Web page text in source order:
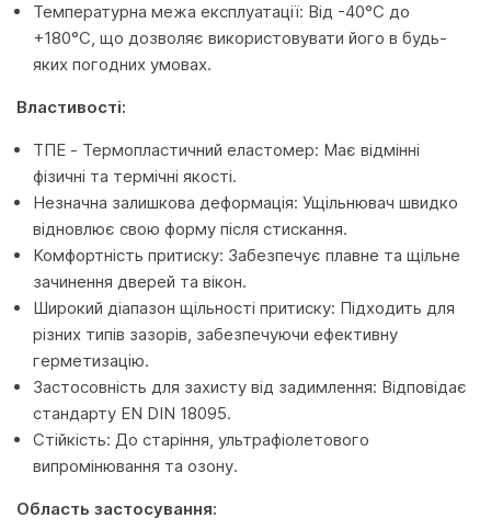
Температурна межа експлуатації: Від -40°C до
+180°C, що дозволяє використовувати його в будь-
яких погодних умовах.
Властивості:
ТПЕ - Термопластичний еластомер: Має відмінні
фізичні та термічні якості.
Незначна залишкова деформація: Ущільнювач швидко
відновлює свою форму після стискання.
Комфортність притиску: Забезпечує плавне та щільне
зачинення дверей та вікон.
Широкий діапазон щільності притиску: Підходить для
різних типів зазорів, забезпечуючи ефективну
герметизацію.
Застосовність для захисту від задимлення: Відповідає
стандарту EN DIN 18095.
Стійкість: До старіння, ультрафіолетового
випромінювання та озону.
Область застосування: